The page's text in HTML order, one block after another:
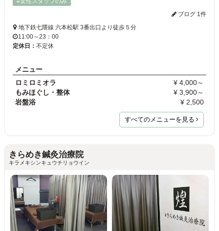
ブログ 1件
地下鉄七隈線 六本松駅 3番出口より徒歩５分
11:00～23：00
定休日： 不定休
メニュー
ロミロミオラ
¥ 4,000～
もみほぐし・整体
¥ 3,900～
岩盤浴
¥ 2,500
すべてのメニューを見る
きらめき鍼灸治療院
キラメキシンキュウチリョウイン